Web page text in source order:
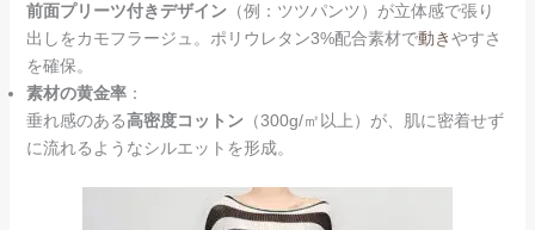
前面プリーツ付きデザイン （例：ツツパンツ）が立体感で張り
出しをカモフラージュ。ポリウレタン3%配合素材で動きやすさ
を確保。
素材の黄金率：
垂れ感のある高密度コットン （300g/㎡以上）が、肌に密着せず
に流れるようなシルエットを形成。